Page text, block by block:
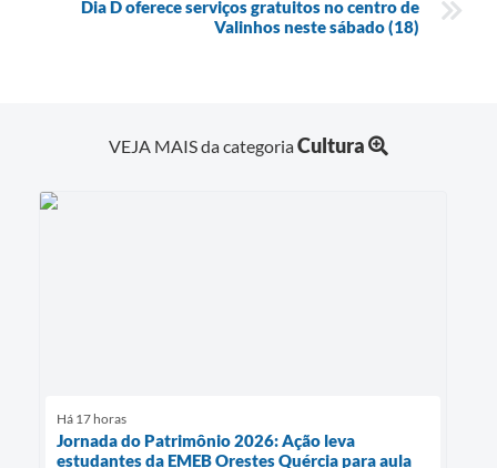
Dia D oferece serviços gratuitos no centro de
Valinhos neste sábado (18)
VEJA MAIS da categoriaCultura
Há 17 horas
Jornada do Patrimônio 2026: Ação leva
estudantes da EMEB Orestes Quércia para aula